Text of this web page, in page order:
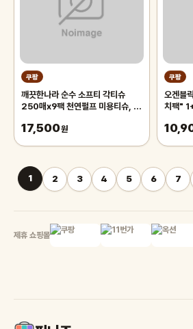
쿠팡
깨끗한나라 순수 소프티 각티슈
250매x9팩 천연펄프 미용티슈, 3
17,500원
쿠팡
오겐블
치팩"
1 2 3 4 5 6 7
제휴 쇼핑몰